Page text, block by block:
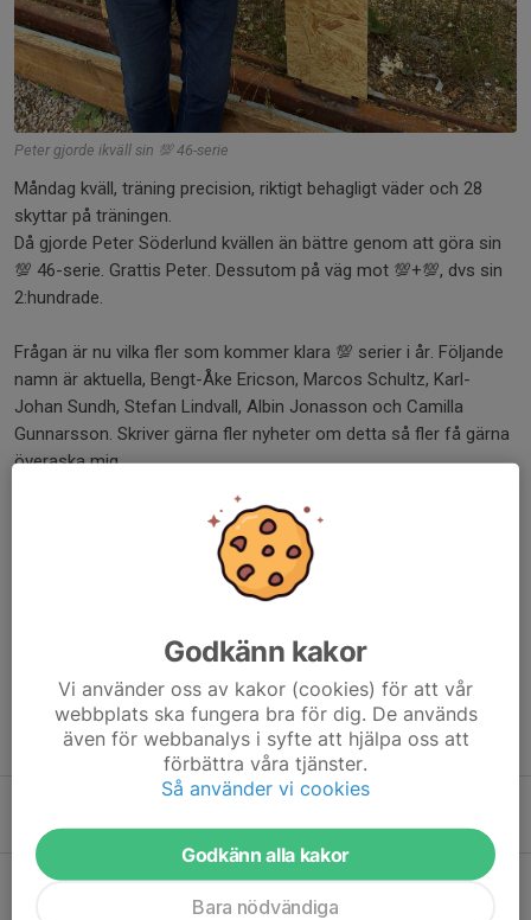
Peter gjorde ikväll sin 💯 46-serie
Måndag kväll, träning precision, riktigt behagligt väder och 28
skyttar på träningen.
Då gjorde Peter Söderlund kvällen än bättre genom att göra sin
💯 46-serie. Grattis Peter. Dessutom på väg mot 💯+💯, dvs sin
2:hundrade.
Frågan är nu vilka fler som kommer klara 💯 serier i år. Följande
namn är aktuella, Bengt-Åke Ericson, Marcos Schultz, Karl-
Johan Sundh, Stefan Lindvall, Albin Jonasson och Camilla
Gunnarsson. Skriver gärna fler nyheter om detta så fler få gärna
överaska mig.
Just Albin ska vi hålla ögonen på då han precis har tagit sitt
Pistolskyttekort. Ingen av årets nybörjare har tidigare klarat att
Tidigare nyheter
Ministerbesök på Lövåsen
5 aug, 21:36
Dubbla guld vid KretsM Snabb
Godkänn kakor
Vi använder oss av kakor (cookies) för att vår
webbplats ska fungera bra för dig. De används
även för webbanalys i syfte att hjälpa oss att
förbättra våra tjänster.
Så använder vi cookies
Godkänn alla kakor
Bara nödvändiga